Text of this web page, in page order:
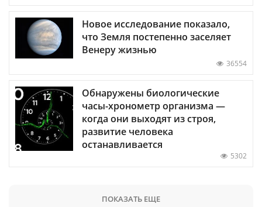
Новое исследование показало,
что Земля постепенно заселяет
Венеру жизнью
36554
Обнаружены биологические
часы-хронометр организма —
когда они выходят из строя,
развитие человека
останавливается
5302
ПОКАЗАТЬ ЕЩЕ